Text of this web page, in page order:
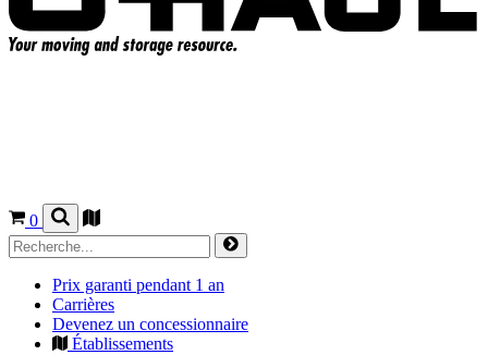
0
Prix garanti pendant 1 an
Carrières
Devenez un concessionnaire
Établissements